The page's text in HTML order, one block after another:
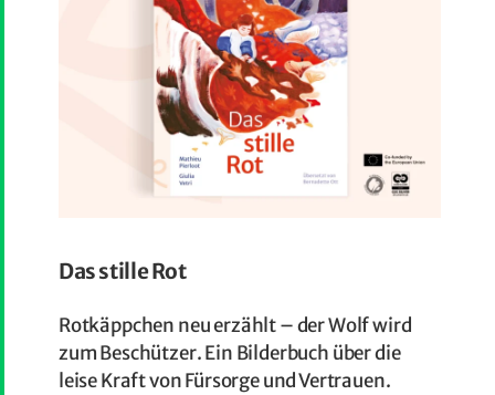
Das stille Rot
Rotkäppchen neu erzählt – der Wolf wird
zum Beschützer. Ein Bilderbuch über die
leise Kraft von Fürsorge und Vertrauen.